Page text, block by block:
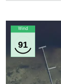
Wind
91